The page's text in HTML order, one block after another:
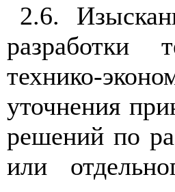
2.6. Изы
разработки
технико-
уточнения
решений по
или